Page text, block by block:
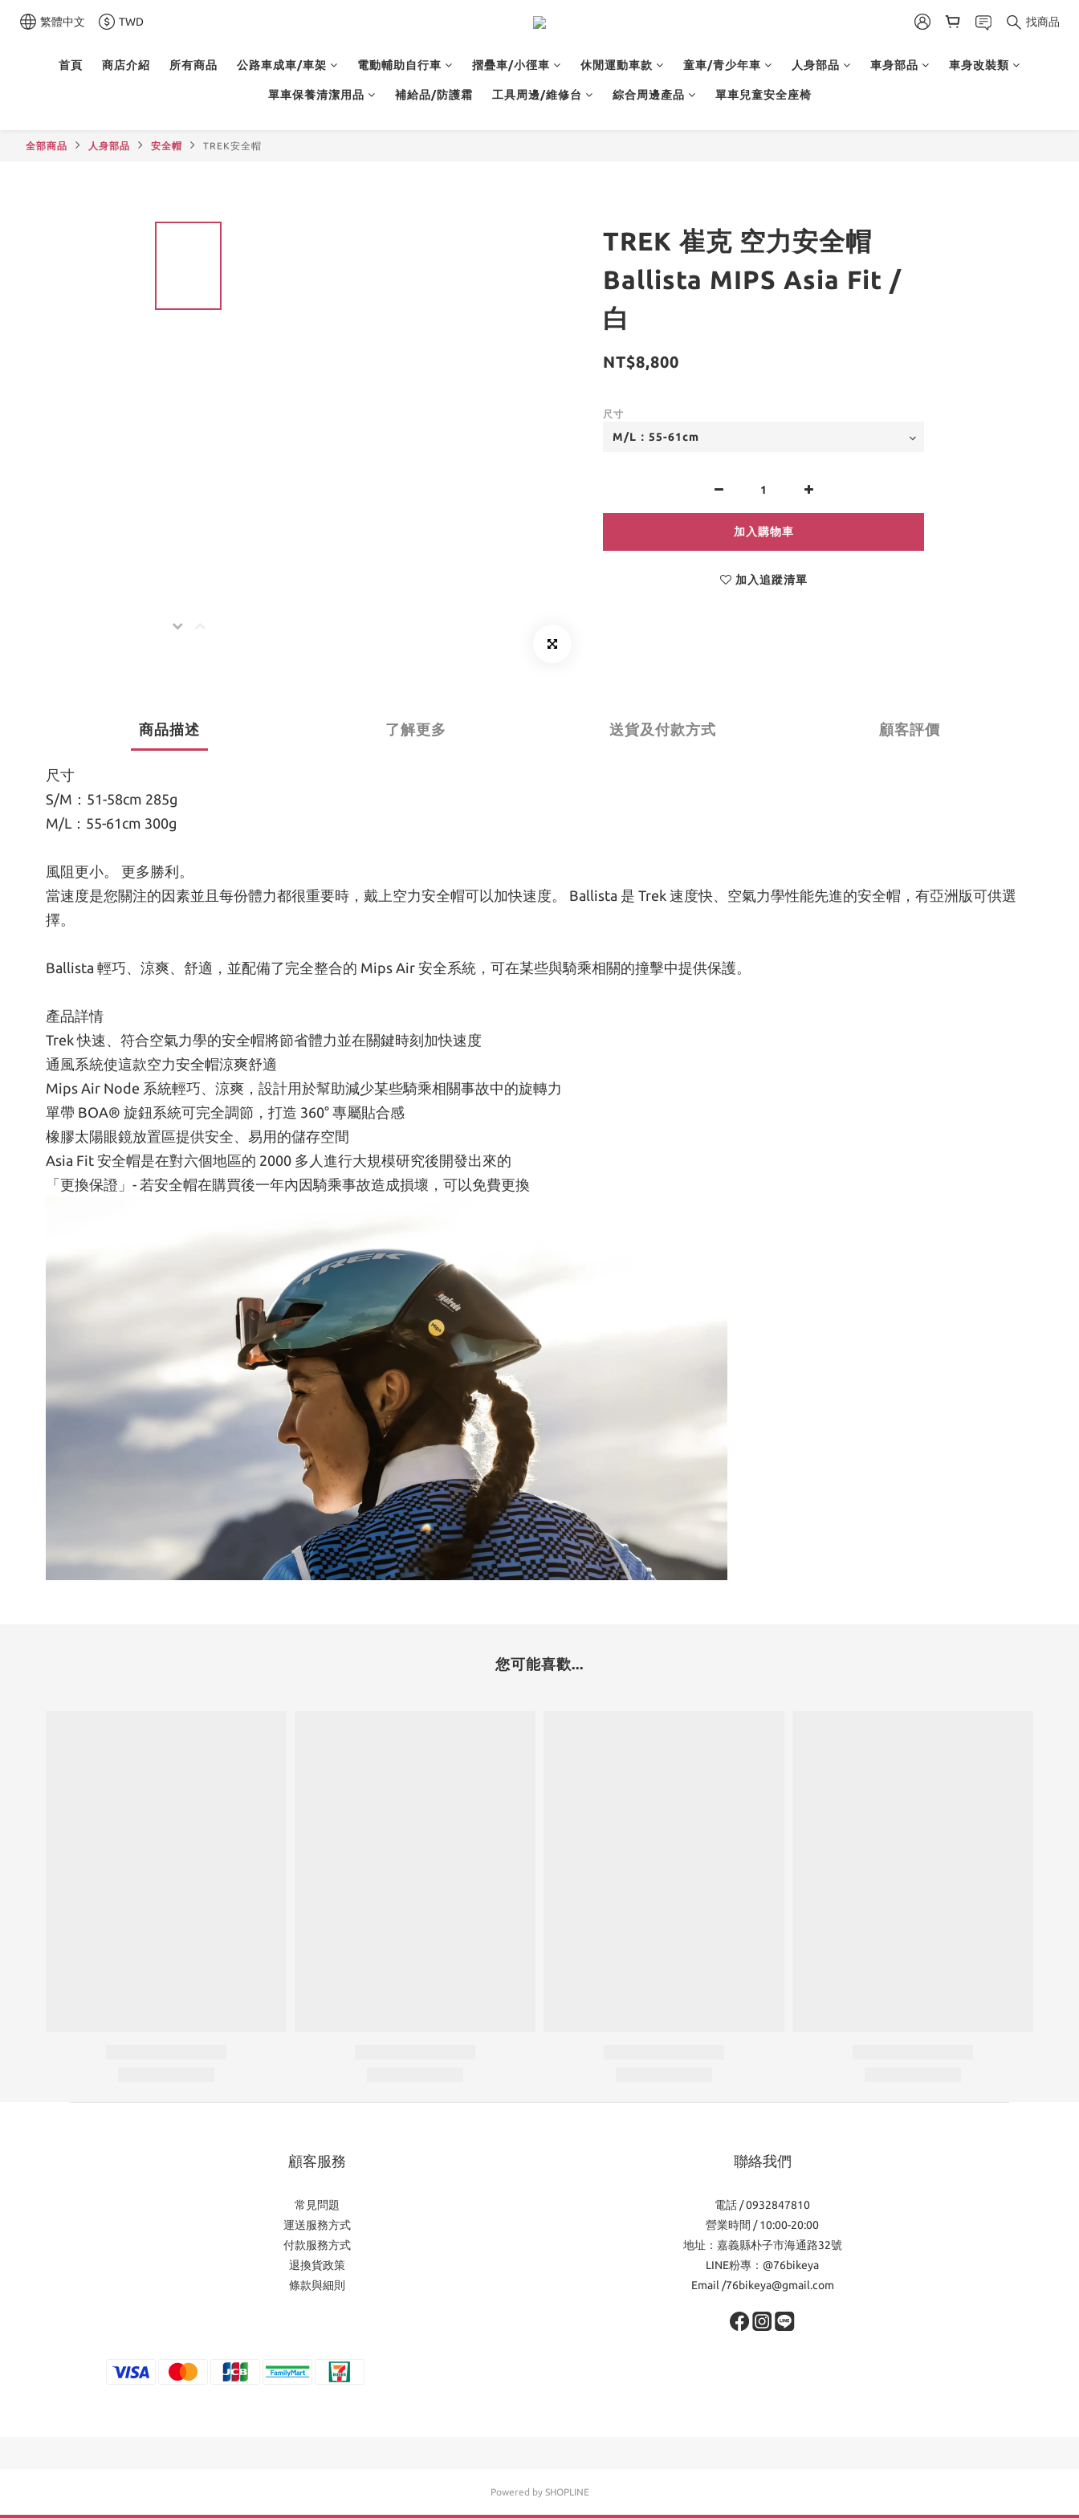
繁體中文 TWD 找商品
首頁 商店介紹 所有商品 公路車成車/車架 電動輔助自行車 摺疊車/小徑車 休閒運動車款 童車/青少年車 人身部品 車身部品 車身改裝類
單車保養清潔用品 補給品/防護霜 工具周邊/維修台 綜合周邊產品 單車兒童安全座椅
全部商品 人身部品 安全帽 TREK安全帽
TREK 崔克 空力安全帽
Ballista MIPS Asia Fit /
白
NT$8,800
尺寸
加入購物車
加入追蹤清單
商品描述 了解更多 送貨及付款方式 顧客評價
尺寸
S/M：51-58cm 285g
M/L：55-61cm 300g
風阻更小。 更多勝利。
當速度是您關注的因素並且每份體力都很重要時，戴上空力安全帽可以加快速度。 Ballista 是 Trek 速度快、空氣力學性能先進的安全帽，有亞洲版可供選
擇。
Ballista 輕巧、涼爽、舒適，並配備了完全整合的 Mips Air 安全系統，可在某些與騎乘相關的撞擊中提供保護。
產品詳情
Trek 快速、符合空氣力學的安全帽將節省體力並在關鍵時刻加快速度
通風系統使這款空力安全帽涼爽舒適
Mips Air Node 系統輕巧、涼爽，設計用於幫助減少某些騎乘相關事故中的旋轉力
單帶 BOA® 旋鈕系統可完全調節，打造 360° 專屬貼合感
橡膠太陽眼鏡放置區提供安全、易用的儲存空間
Asia Fit 安全帽是在對六個地區的 2000 多人進行大規模研究後開發出來的
「更換保證」- 若安全帽在購買後一年內因騎乘事故造成損壞，可以免費更換
您可能喜歡...
顧客服務
常見問題
運送服務方式
付款服務方式
退換貨政策
條款與細則
聯絡我們
電話 / 0932847810
營業時間 / 10:00-20:00
地址：嘉義縣朴子市海通路32號
LINE粉專：@76bikeya
Email /76bikeya@gmail.com
Powered by SHOPLINE